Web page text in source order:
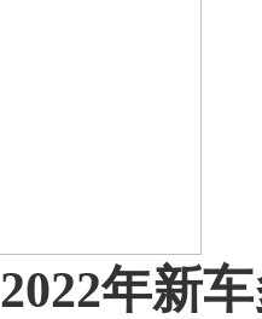
2022年新